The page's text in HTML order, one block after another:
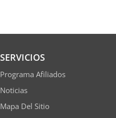
SERVICIOS
Programa Afiliados
Noticias
Mapa Del Sitio